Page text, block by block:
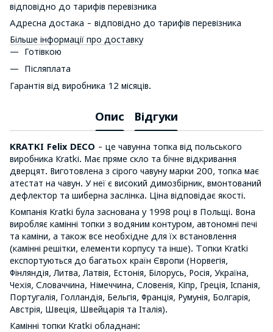
відповідно до тарифів перевізника
Адресна достака - відповідно до тарифів перевізника
Більше інформації про доставку
Готівкою
Післяплата
Гарантія від виробника 12 місяців.
Опис Відгуки
KRATKI Felix DECO - це чавунна топка від польського
виробника Кratki. Має пряме скло та бічне відкривання
дверцят. Виготовлена з сірого чавуну марки 200, топка має
атестат на чавун. У неї є високий димозбірник, вмонтований
дефлектор та шиберна заслінка. Ціна відповідає якості.
Компанія Kratki була заснована у 1998 році в Польщі. Вона
виробляє камінні топки з водяним контуром, автономні печі
та каміни, а також все необхідне для їх встановлення
(камінні решітки, елементи корпусу та інше). Топки Kratki
експортуються до багатьох країн Європи (Норвегія,
Фінляндія, Литва, Латвія, Естонія, Білорусь, Росія, Україна,
Чехія, Словаччина, Німеччина, Словенія, Кіпр, Греція, Іспанія,
Португалія, Голландія, Бельгія, Франція, Румунія, Болгарія,
Австрія, Швеція, Швейцарія та Італія).
Камінні топки Kratki обладнані: